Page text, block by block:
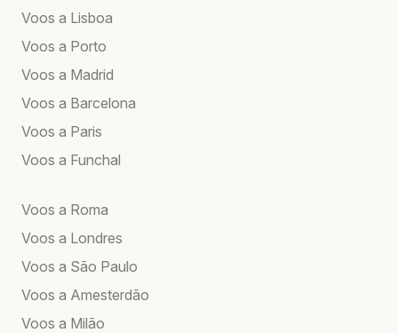
Voos a Lisboa
Voos a Porto
Voos a Madrid
Voos a Barcelona
Voos a Paris
Voos a Funchal
Voos a Roma
Voos a Londres
Voos a São Paulo
Voos a Amesterdão
Voos a Milão